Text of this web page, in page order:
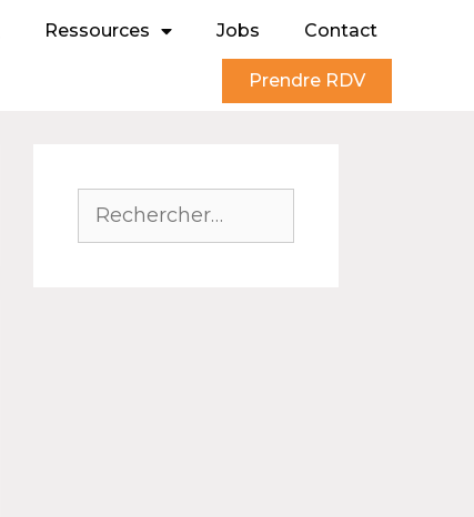
Ressources Jobs Contact
Prendre RDV